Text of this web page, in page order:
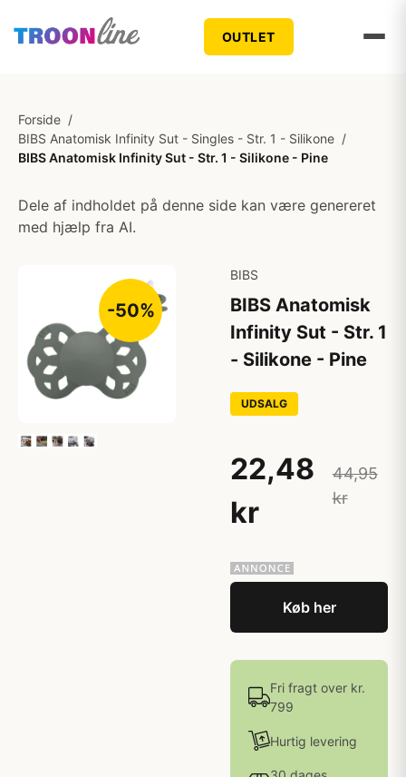
OUTLET
Forside /
BIBS Anatomisk Infinity Sut - Singles - Str. 1 - Silikone /
BIBS Anatomisk Infinity Sut - Str. 1 - Silikone - Pine
Dele af indholdet på denne side kan være genereret
med hjælp fra AI.
-50%
BIBS
BIBS Anatomisk
Infinity Sut - Str. 1
- Silikone - Pine
UDSALG
22,48
kr
44,95
kr
Køb her
Fri fragt over kr.
799
Hurtig levering